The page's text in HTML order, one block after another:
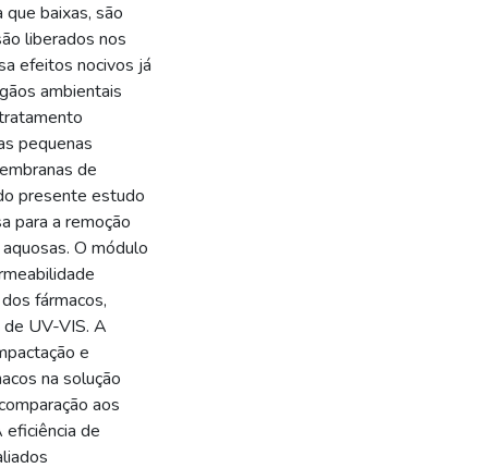
que baixas, são
liberados nos
efeitos nocivos já
ambientais
pequenas
de
presente estudo
para a remoção
O módulo
fármacos,
UV-VIS. A
e
na solução
aos
de